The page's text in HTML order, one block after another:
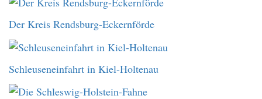
Der Kreis Rendsburg-Eckernförde
Schleuseneinfahrt in Kiel-Holtenau